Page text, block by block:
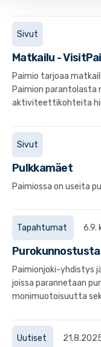
Sivut
Matkailu -
Paimio tarjoaa
Paimion parantolasta
aktiviteettikohteita
Sivut
Pulkkamäet
Paimiossa on useita
Tapahtumat 6.9.
Paimionjoki-yhdistys
joissa parannetaan
monimuotoisuutta
Uutiset